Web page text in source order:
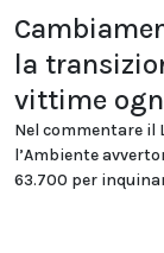
la
vittime
Nel commentare il
l’Ambiente
63.700 per